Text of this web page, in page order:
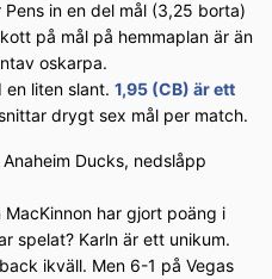
in en del mål (3,25 borta)
på mål på hemmaplan är än
oskarpa.
liten slant. 1,95 (CB) är ett
drygt sex mål per match.
Ducks, nedslåpp
har gjort poäng i
spelat? Karln är ett unikum.
ikväll. Men 6-1 på Vegas